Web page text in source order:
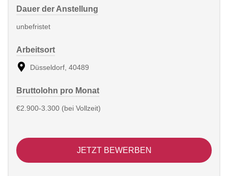
Dauer der Anstellung
unbefristet
Arbeitsort
Düsseldorf, 40489
Bruttolohn pro Monat
€2.900-3.300 (bei Vollzeit)
JETZT BEWERBEN